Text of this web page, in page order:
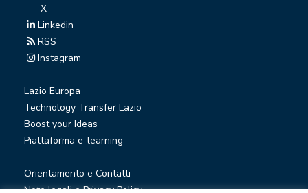
X
Linkedin
RSS
Instagram
Lazio Europa
Technology Transfer Lazio
Boost your Ideas
Piattaforma e-learning
Orientamento e Contatti
Note legali e Privacy Policy